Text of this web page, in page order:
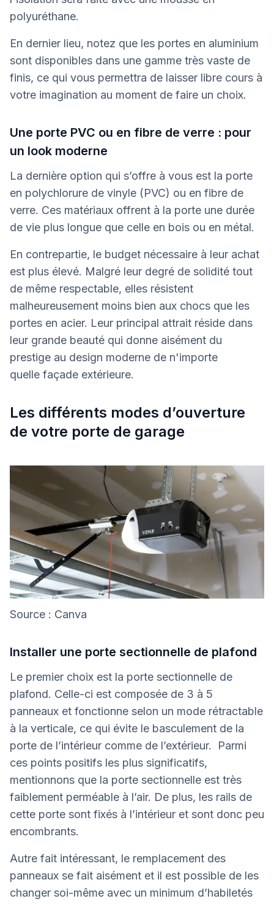
polyuréthane.
En dernier lieu, notez que les portes en aluminium
sont disponibles dans une gamme très vaste de
finis, ce qui vous permettra de laisser libre cours à
votre imagination au moment de faire un choix.
Une porte PVC ou en fibre de verre : pour
un look moderne
La dernière option qui s’offre à vous est la porte
en polychlorure de vinyle (PVC) ou en fibre de
verre. Ces matériaux offrent à la porte une durée
de vie plus longue que celle en bois ou en métal.
En contrepartie, le budget nécessaire à leur achat
est plus élevé. Malgré leur degré de solidité tout
de même respectable, elles résistent
malheureusement moins bien aux chocs que les
portes en acier. Leur principal attrait réside dans
leur grande beauté qui donne aisément du
prestige au design moderne de n'importe
quelle façade extérieure.
Les différents modes d’ouverture
de votre porte de garage
Source : Canva
Installer une porte sectionnelle de plafond
Le premier choix est la porte sectionnelle de
plafond. Celle-ci est composée de 3 à 5
panneaux et fonctionne selon un mode rétractable
à la verticale, ce qui évite le basculement de la
porte de l’intérieur comme de l’extérieur. Parmi
ces points positifs les plus significatifs,
mentionnons que la porte sectionnelle est très
faiblement perméable à l’air. De plus, les rails de
cette porte sont fixés à l’intérieur et sont donc peu
encombrants.
Autre fait intéressant, le remplacement des
panneaux se fait aisément et il est possible de les
changer soi-même avec un minimum d’habiletés